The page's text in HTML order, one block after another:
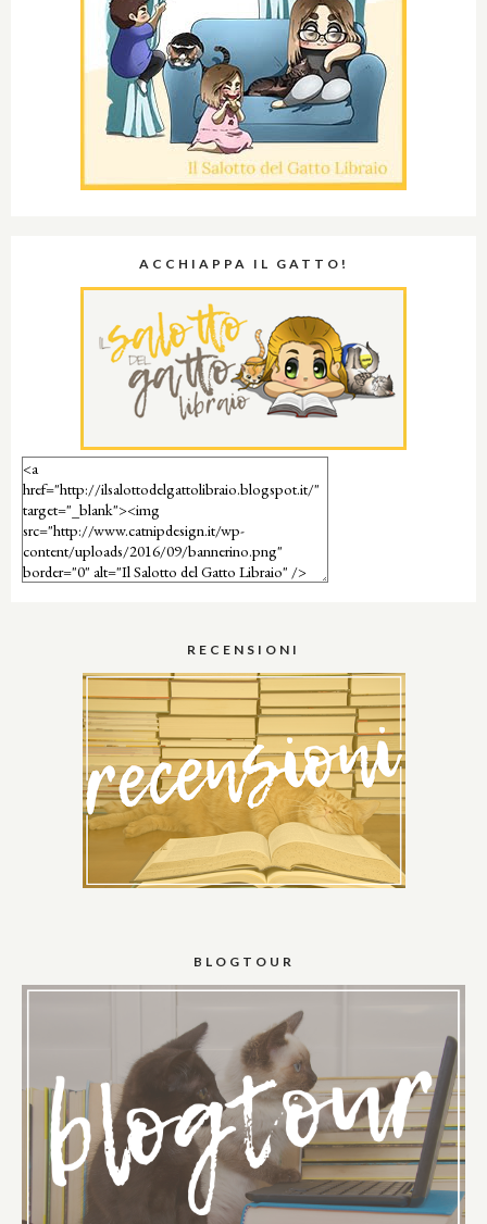
ACCHIAPPA IL GATTO!
RECENSIONI
BLOGTOUR